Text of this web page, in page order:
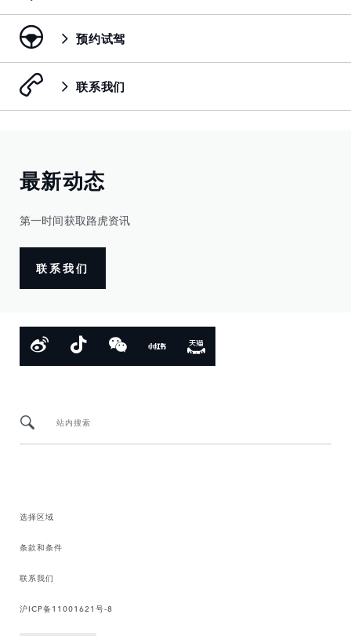
预约试驾
联系我们
最新动态
第一时间获取路虎资讯
联系我们
站内搜索
选择区域
条款和条件
联系我们
沪ICP备11001621号-8